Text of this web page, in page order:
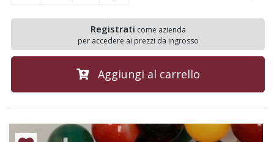
Registrati come azienda
per accedere ai prezzi da ingrosso
Aggiungi al carrello